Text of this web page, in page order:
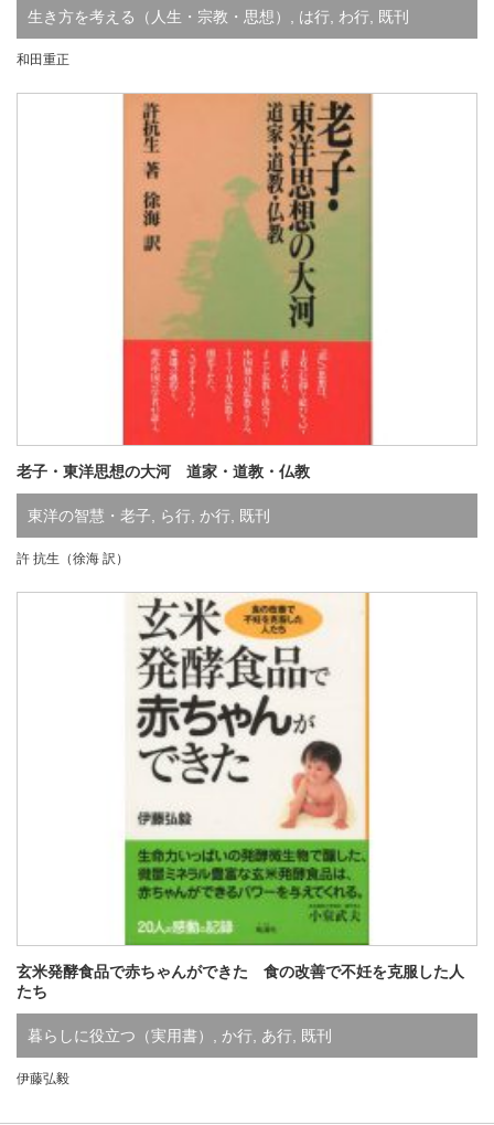
生き方を考える（人生・宗教・思想） は行 わ行 既刊
和田重正
老子・東洋思想の大河 道家・道教・仏教
東洋の智慧・老子, ら行, か行, 既刊
許 抗生（徐海 訳）
玄米発酵食品で赤ちゃんができた 食の改善で不妊を克服した人
たち
暮らしに役立つ（実用書） か行 あ行 既刊
伊藤弘毅